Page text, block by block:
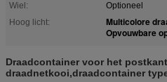
Wiel:
Optioneel
Hoog licht:
Multicolore
Opvouwbare
Draadcontainer voor het
draadnetkooi,draadcontainer